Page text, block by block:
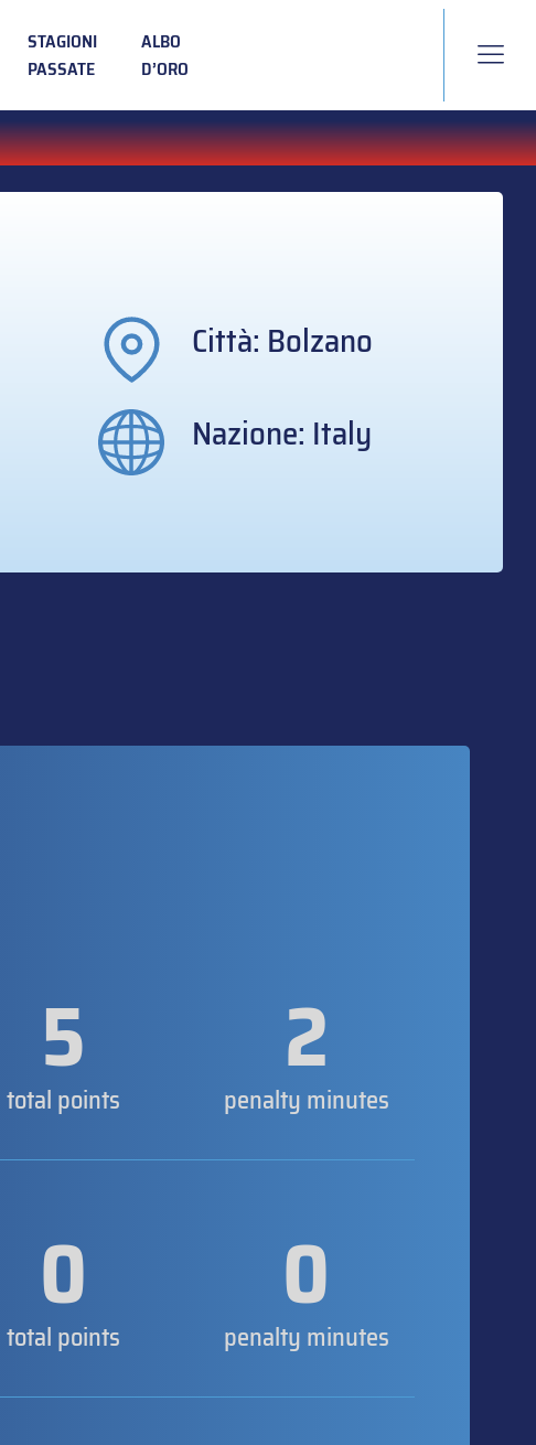
STAGIONI
PASSATE
ALBO
D’ORO
Città: Bolzano
Nazione: Italy
5
total points 2
penalty minutes
0
total points 0
penalty minutes